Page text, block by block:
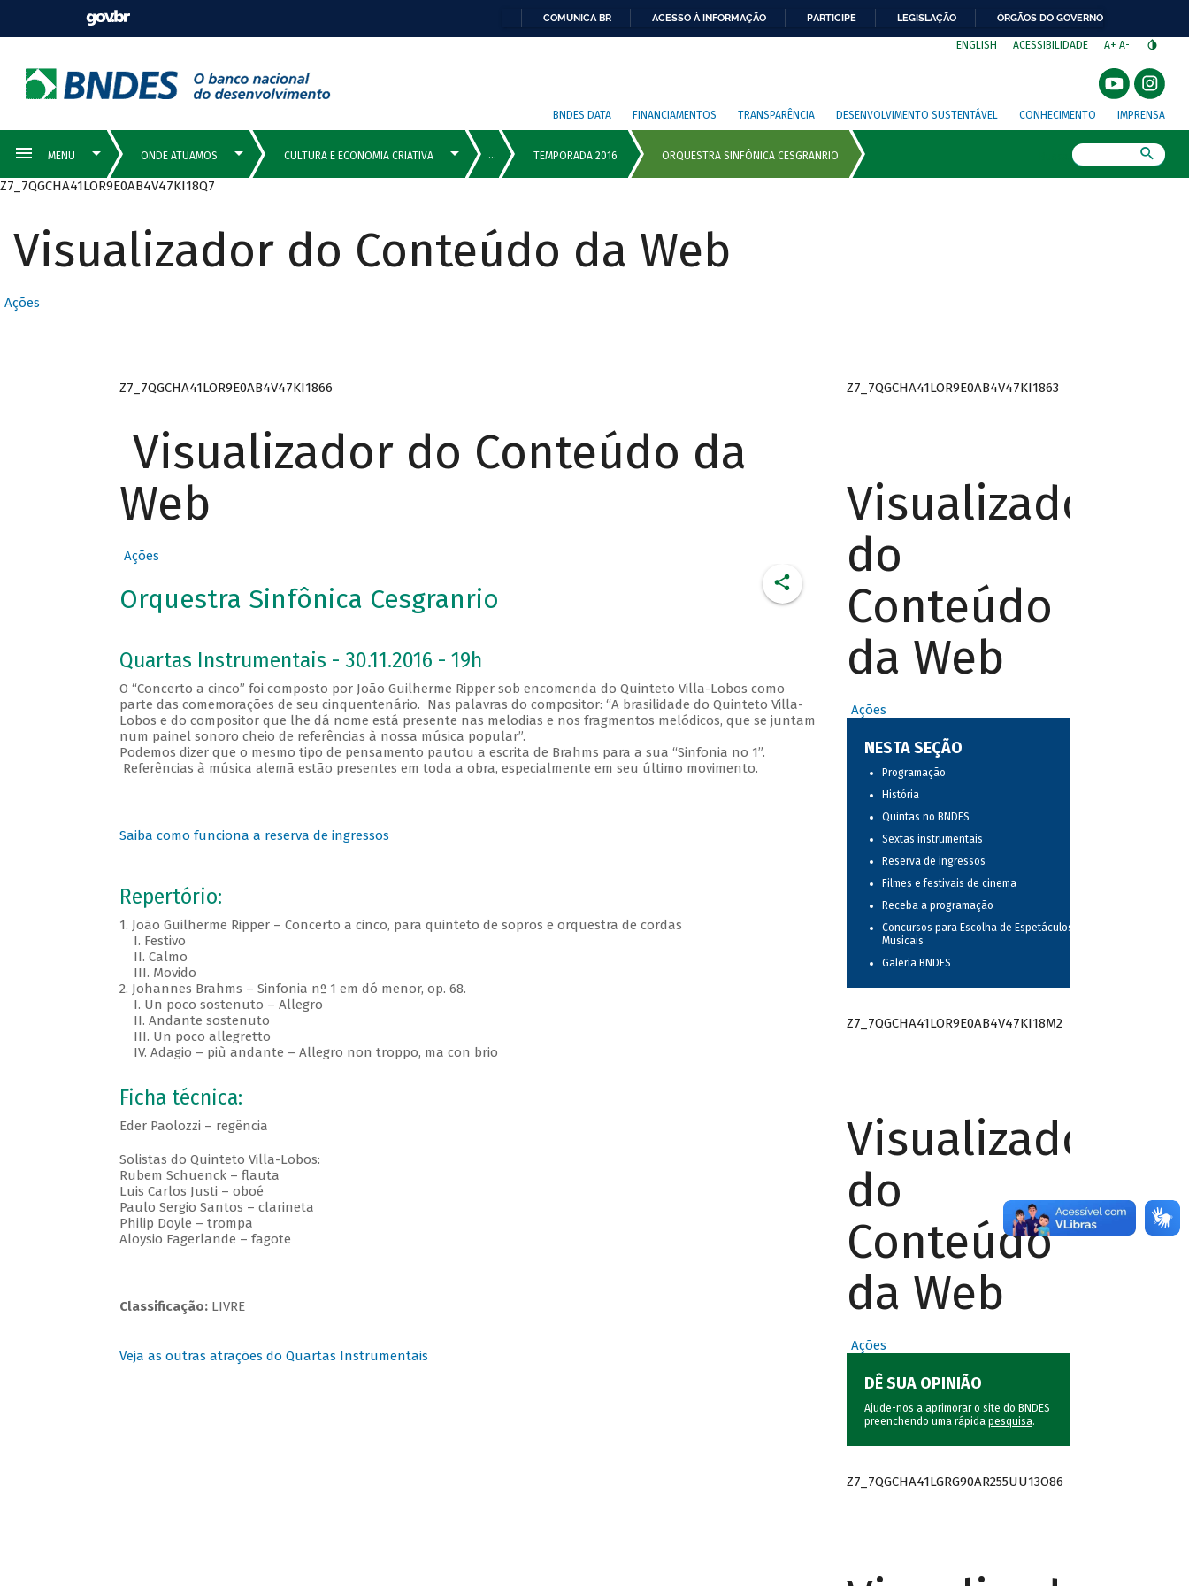
COMUNICA BR ACESSO À INFORMAÇÃO PARTICIPE LEGISLAÇÃO ÓRGÃOS DO GOVERNO
ENGLISH ACESSIBILIDADE A+ A-
BNDES DATA FINANCIAMENTOS TRANSPARÊNCIA DESENVOLVIMENTO SUSTENTÁVEL CONHECIMENTO IMPRENSA
Z7_7QGCHA41LOR9E0AB4V47KI18Q7
Visualizador do Conteúdo da Web
Ações
Z7_7QGCHA41LOR9E0AB4V47KI1866
Visualizador do Conteúdo da
Web
Ações
Orquestra Sinfônica Cesgranrio
Quartas Instrumentais - 30.11.2016 - 19h
O “Concerto a cinco” foi composto por João Guilherme Ripper sob encomenda do Quinteto Villa-Lobos como
parte das comemorações de seu cinquentenário. Nas palavras do compositor: “A brasilidade do Quinteto Villa-
Lobos e do compositor que lhe dá nome está presente nas melodias e nos fragmentos melódicos, que se juntam
num painel sonoro cheio de referências à nossa música popular”.
Podemos dizer que o mesmo tipo de pensamento pautou a escrita de Brahms para a sua “Sinfonia no 1”.
Referências à música alemã estão presentes em toda a obra, especialmente em seu último movimento.
Saiba como funciona a reserva de ingressos
Repertório:
1. João Guilherme Ripper – Concerto a cinco, para quinteto de sopros e orquestra de cordas
I. Festivo
II. Calmo
III. Movido
2. Johannes Brahms – Sinfonia nº 1 em dó menor, op. 68.
I. Un poco sostenuto – Allegro
II. Andante sostenuto
III. Un poco allegretto
IV. Adagio – più andante – Allegro non troppo, ma con brio
Ficha técnica:
Eder Paolozzi – regência
Solistas do Quinteto Villa-Lobos:
Rubem Schuenck – flauta
Luis Carlos Justi – oboé
Paulo Sergio Santos – clarineta
Philip Doyle – trompa
Aloysio Fagerlande – fagote
Classificação:LIVRE
Veja as outras atrações do Quartas Instrumentais
Z7_7QGCHA41LOR9E0AB4V47KI1863
Visualizador
do
Conteúdo
da Web
Ações
NESTA SEÇÃO
Programação
História
Quintas no BNDES
Sextas instrumentais
Reserva de ingressos
Filmes e festivais de cinema
Receba a programação
Concursos para Escolha de Espetáculos
Musicais
Galeria BNDES
Z7_7QGCHA41LOR9E0AB4V47KI18M2
Visualizador
do
Conteúdo
da Web
Ações
DÊ SUA OPINIÃO
Ajude-nos a aprimorar o site do BNDES
preenchendo uma rápida pesquisa.
Z7_7QGCHA41LGRG90AR255UU13O86